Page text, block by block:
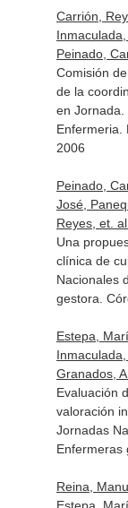
Carrión,
Peinado,
Comisión
de la
en Jornada.
Enfermeria.
2006
Peinado,
José,
Reyes, et.
Una
clínica de
Nacionales
gestora.
Estepa,
Granados,
Evaluación
valoración
Jornadas
Enfermeras
Reina,